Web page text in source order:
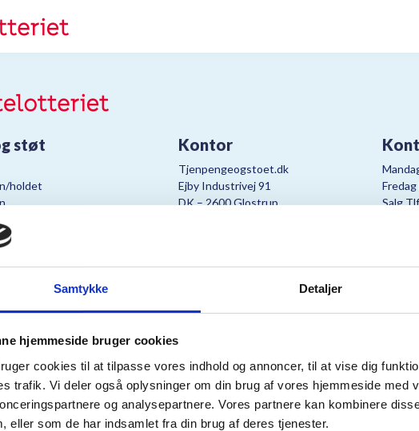
Samtykke Detaljer
hjemmeside bruger cookies
cookies til at tilpasse vores indhold og annoncer, til at vise dig
trafik. Vi deler også oplysninger om din brug af vores hjemmeside med
og analysepartnere. Vores partnere kan kombinere
eller som de har indsamlet fra din brug af deres tjenester.
støt
holdet
FDF’ere, m.fl.
Kontor
Tjenpengeogstoet.dk
Ejby Industrivej 91
DK – 2600 Glostrup
Fredag
Salg